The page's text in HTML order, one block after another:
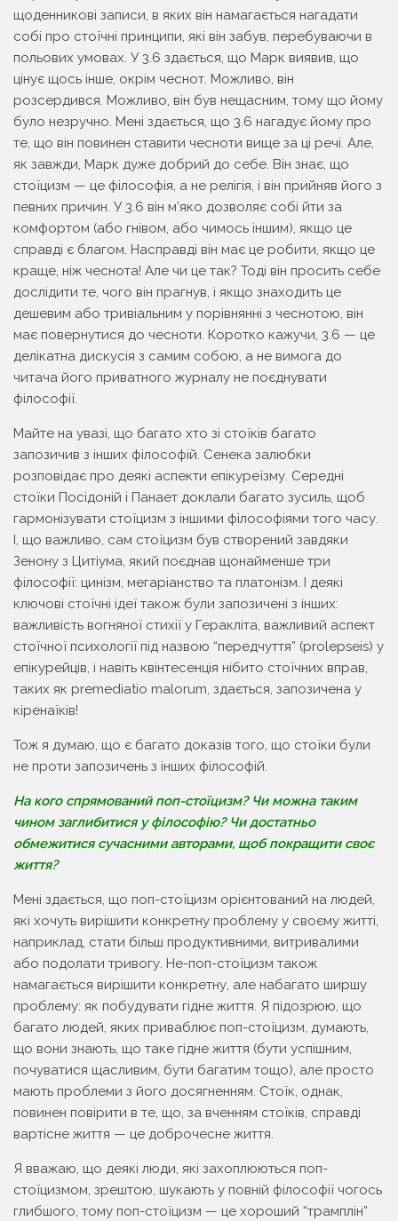
щоденникові записи, в яких він намагається нагадати
собі про стоїчні принципи, які він забув, перебуваючи в
польових умовах. У 3.6 здається, що Марк виявив, що
цінує щось інше, окрім чеснот. Можливо, він
розсердився. Можливо, він був нещасним, тому що йому
було незручно. Мені здається, що 3.6 нагадує йому про
те, що він повинен ставити чесноти вище за ці речі. Але,
як завжди, Марк дуже добрий до себе. Він знає, що
стоїцизм — це філософія, а не релігія, і він прийняв його з
певних причин. У 3.6 він м’яко дозволяє собі йти за
комфортом (або гнівом, або чимось іншим), якщо це
справді є благом. Насправді він має це робити, якщо це
краще, ніж чеснота! Але чи це так? Тоді він просить себе
дослідити те, чого він прагнув, і якщо знаходить це
дешевим або тривіальним у порівнянні з чеснотою, він
має повернутися до чесноти. Коротко кажучи, 3.6 — це
делікатна дискусія з самим собою, а не вимога до
читача його приватного журналу не поєднувати
філософії.
Майте на увазі, що багато хто зі стоїків багато
запозичив з інших філософій. Сенека залюбки
розповідає про деякі аспекти епікуреїзму. Середні
стоїки Посідоній і Панает доклали багато зусиль, щоб
гармонізувати стоїцизм з іншими філософіями того часу.
І, що важливо, сам стоїцизм був створений завдяки
Зенону з Цитіума, який поєднав щонайменше три
філософії: цинізм, мегаріанство та платонізм. І деякі
ключові стоїчні ідеї також були запозичені з інших:
важливість вогняної стихії у Геракліта, важливий аспект
стоїчної психології під назвою “передчуття” (pro­lep­seis) у
епікурейців, і навіть квінтесенція нібито стоїчних вправ,
таких як pre­me­di­a­tio mal­o­rum, здається, запозичена у
кіренаїків!
Тож я думаю, що є багато доказів того, що стоїки були
не проти запозичень з інших філософій.
На кого спрямований поп-стоїцизм? Чи можна таким
чином заглибитися у філософію? Чи достатньо
обмежитися сучасними авторами, щоб покращити своє
життя?
Мені здається, що поп-стоїцизм орієнтований на людей,
які хочуть вирішити конкретну проблему у своєму житті,
наприклад, стати більш продуктивними, витривалими
або подолати тривогу. Не-поп-стоїцизм також
намагається вирішити конкретну, але набагато ширшу
проблему: як побудувати гідне життя. Я підозрюю, що
багато людей, яких приваблює поп-стоїцизм, думають,
що вони знають, що таке гідне життя (бути успішним,
почуватися щасливим, бути багатим тощо), але просто
мають проблеми з його досягненням. Стоїк, однак,
повинен повірити в те, що, за вченням стоїків, справді
вартісне життя — це доброчесне життя.
Я вважаю, що деякі люди, які захоплюються поп-
стоїцизмом, зрештою, шукають у повній філософії чогось
глибшого, тому поп-стоїцизм — це хороший “трамплін”